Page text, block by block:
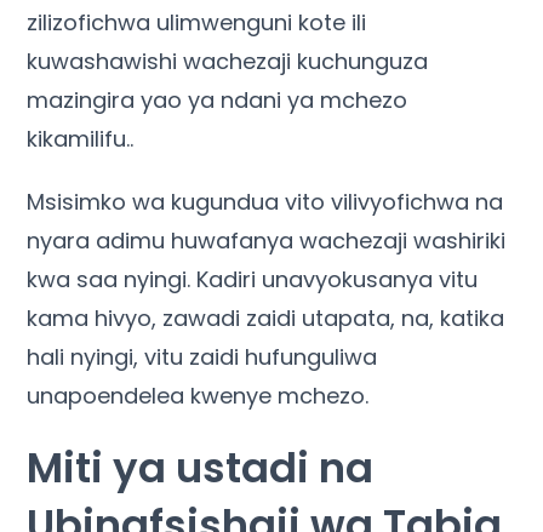
zilizofichwa ulimwenguni kote ili
kuwashawishi wachezaji kuchunguza
mazingira yao ya ndani ya mchezo
kikamilifu..
Msisimko wa kugundua vito vilivyofichwa na
nyara adimu huwafanya wachezaji washiriki
kwa saa nyingi. Kadiri unavyokusanya vitu
kama hivyo, zawadi zaidi utapata, na, katika
hali nyingi, vitu zaidi hufunguliwa
unapoendelea kwenye mchezo.
Miti ya ustadi na